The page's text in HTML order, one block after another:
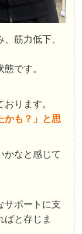
筋力低下、
です。
ります。
かも？」と思
かなと感じて
サポートに支
ばと存じま